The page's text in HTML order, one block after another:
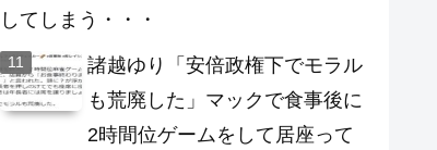
してしまう・・・
諸越ゆり「安倍政権下でモラル
も荒廃した」マックで食事後に
2時間位ゲームをして居座って